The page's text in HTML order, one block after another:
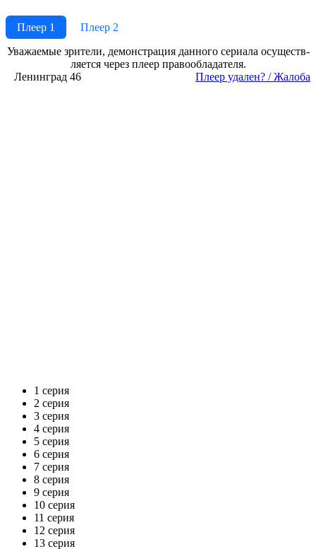
Плеер 1
Плеер 2
Ува­жае­мые зри­те­ли, де­мон­ст­ра­ция дан­но­го се­риа­ла осу­ще­ст­в­
ля­ет­ся че­рез пле­ер пра­во­об­ла­да­те­ля.
Ленинград 46
Пле­ер уда­лен? / Жа­ло­ба
1 серия
2 серия
3 серия
4 серия
5 серия
6 серия
7 серия
8 серия
9 серия
10 серия
11 серия
12 серия
13 серия